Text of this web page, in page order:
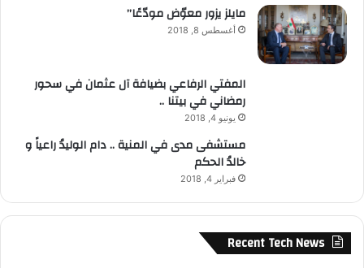
مايلز يزور معوّض مودّعًا”
أغسطس 8, 2018
المفتي الرفاعي بضيافة آل عثمان في سحور
رمضاني في بيتنا ..
يونيو 4, 2018
مستشفى مدى في المنية .. دام الوليدُ راعياً و
خالدُ الحكم
فبراير 4, 2018
Recent Tech News